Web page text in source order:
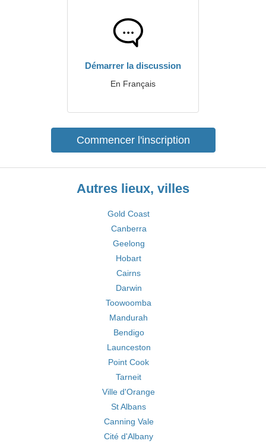
Démarrer la discussion
En Français
Commencer l'inscription
Autres lieux, villes
Gold Coast
Canberra
Geelong
Hobart
Cairns
Darwin
Toowoomba
Mandurah
Bendigo
Launceston
Point Cook
Tarneit
Ville d'Orange
St Albans
Canning Vale
Cité d'Albany